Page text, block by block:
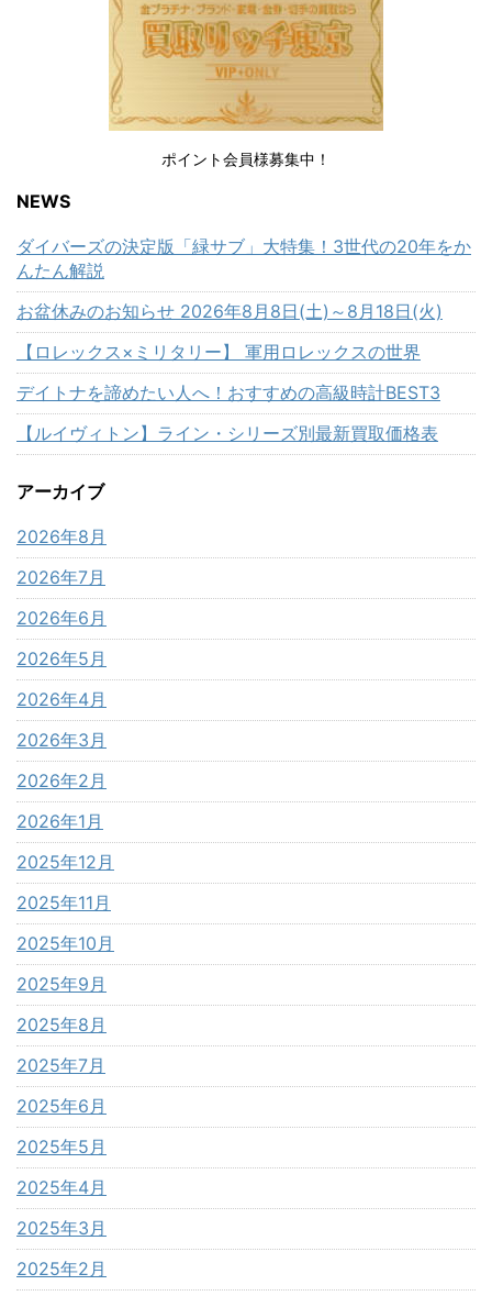
ポイント会員様募集中！
NEWS
ダイバーズの決定版「緑サブ」大特集！3世代の20年をか
んたん解説
お盆休みのお知らせ 2026年8月8日(土)～8月18日(火)
【ロレックス×ミリタリー】 軍用ロレックスの世界
デイトナを諦めたい人へ！おすすめの高級時計BEST3
【ルイヴィトン】ライン・シリーズ別最新買取価格表
アーカイブ
2026年8月
2026年7月
2026年6月
2026年5月
2026年4月
2026年3月
2026年2月
2026年1月
2025年12月
2025年11月
2025年10月
2025年9月
2025年8月
2025年7月
2025年6月
2025年5月
2025年4月
2025年3月
2025年2月